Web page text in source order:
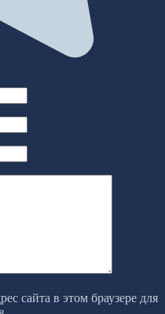
сайта в этом браузере для